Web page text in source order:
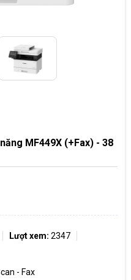
MF449X (+Fax) - 38
Lượt xem: 2347
- Fax